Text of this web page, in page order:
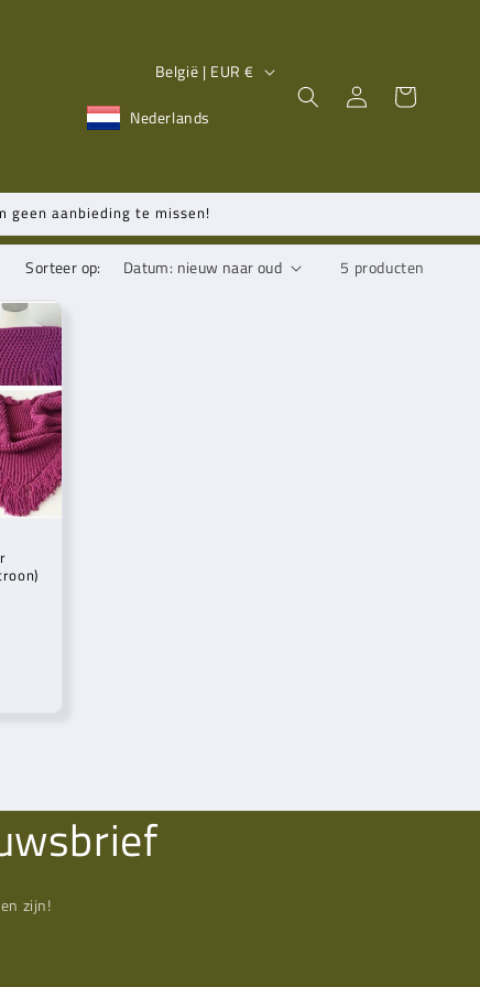
n
/
r
e
België | EUR €
Nederlands
InloggenWinkelwagen
geen aanbieding te missen!
Sorteer op: 5 producten
zijn!